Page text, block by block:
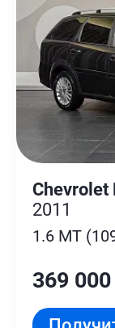
Chevrolet
2011
1.6 MT
369